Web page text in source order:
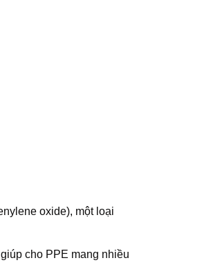
oxide), một loại
cho PPE mang nhiều